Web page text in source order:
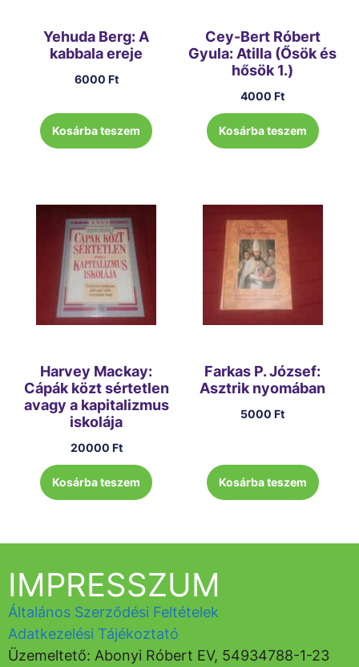
Yehuda Berg: A
kabbala ereje
6000 Ft
Kosárba teszem
Cey-Bert Róbert
Gyula: Atilla (Ősök és
hősök 1.)
4000Ft
Kosárba teszem
Harvey Mackay:
Cápák közt sértetlen
avagy a kapitalizmus
iskolája
20000 Ft
Kosárba teszem
Farkas P. József:
Asztrik nyomában
5000Ft
Kosárba teszem
IMPRESSZUM
Általános Szerződési Feltételek
Adatkezelési Tájékoztató
Üzemeltető: Abonyi Róbert EV, 54934788-1-23